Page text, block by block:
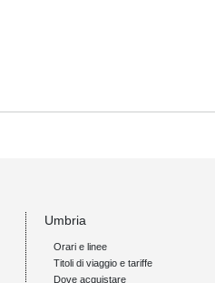
Umbria
Orari e linee
Titoli di viaggio e tariffe
Dove acquistare